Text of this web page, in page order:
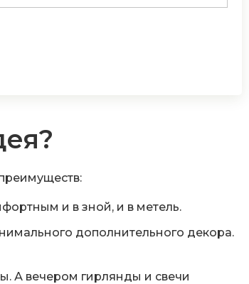
и в зной, и в метель.
дополнительного декора.
А вечером гирлянды и свечи